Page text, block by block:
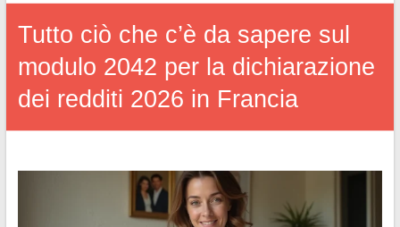
Tutto ciò che c’è da sapere sul
modulo 2042 per la dichiarazione
dei redditi 2026 in Francia